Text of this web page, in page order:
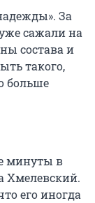
За
сажали на
состава и
такого,
больше
минуты в
Хмелевский.
его иногда